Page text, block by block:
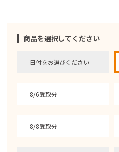
商品を選択してください
日付をお選びください
8/6受取分
8/8受取分